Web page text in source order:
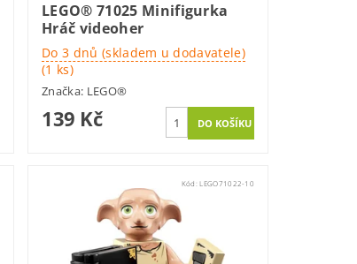
LEGO® 71025 Minifigurka
Hráč videoher
Do 3 dnů (skladem u dodavatele)
(1 ks)
Značka: LEGO®
139 Kč
Kód:LEGO71022-10